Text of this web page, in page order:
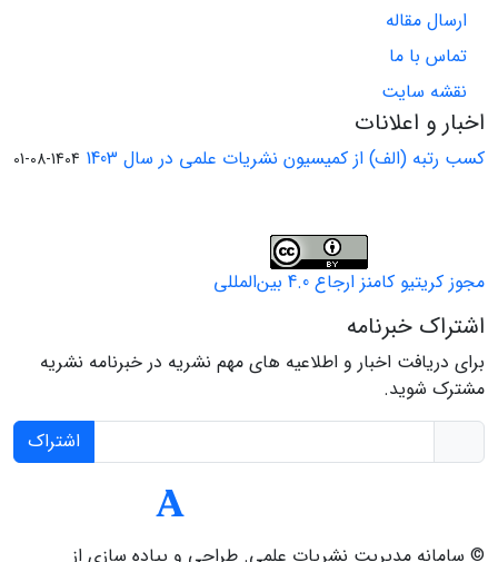
ارسال مقاله
تماس با ما
نقشه سایت
اخبار و اعلانات
کسب رتبه (الف) از کمیسیون نشریات علمی در سال 1403 1404-08-01
مجوز کریتیو کامنز ارجاع 4.0 بین‌المللی
اشتراک خبرنامه
برای دریافت اخبار و اطلاعیه های مهم نشریه در خبرنامه نشریه
مشترک شوید.
اشتراک
© سامانه مدیریت نشریات علمی. طراحی و پیاده سازی از